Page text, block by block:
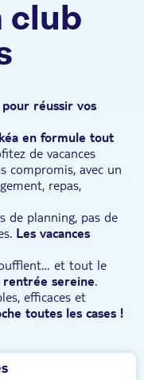
club
réussir vos
en formule tout
de vacances
compromis, avec un
repas,
de planning, pas de
Les vacances
et tout le
rentrée sereine.
efficaces et
toutes les cases !